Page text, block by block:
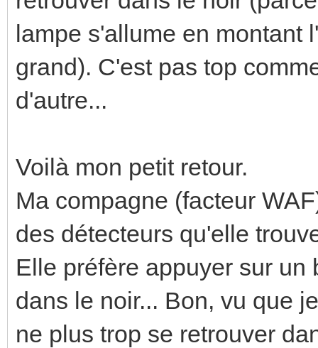
lampe s'allume en montant
grand). C'est pas top
d'autre...
Voilà mon petit retour.
Ma compagne (facteur
des détecteurs qu'elle
Elle préfère appuyer sur
dans le noir... Bon, vu que
ne plus trop se retrouver